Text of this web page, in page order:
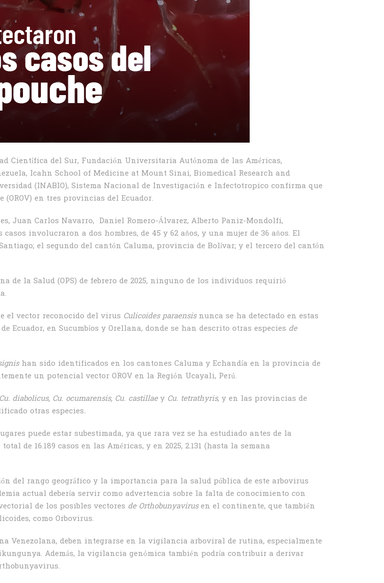
Científica del Sur, Fundación Universitaria Autónoma de las Américas,
Icahn School of Medicine at Mount Sinai, Biomedical Research and
(INABIO), Sistema Nacional de Investigación e Infectotropico confirma que
en tres provincias del Ecuador.
Juan Carlos Navarro, Daniel Romero-Álvarez, Alberto Paniz-Mondolfi,
involucraron a dos hombres, de 45 y 62 años, y una mujer de 36 años. El
el segundo del cantón Caluma, provincia de Bolívar; y el tercero del cantón
de la Salud (OPS) de febrero de 2025, ninguno de los individuos requirió
el vector reconocido del virus Culicoides paraensisnunca se ha detectado en estas
Ecuador, en Sucumbíos y Orellana, donde se han descrito otras especies de
han sido identificados en los cantones Caluma y Echandía en la provincia de
un potencial vector OROV en la Región Ucayali, Perú.
diabolicus, Cu. ocumarensis, Cu. castillaey Cu. tetrathyris, y en las provincias de
otras especies.
puede estar subestimada, ya que rara vez se ha estudiado antes de la
de 16.189 casos en las Américas, y en 2025, 2.131 (hasta la semana
del rango geográfico y la importancia para la salud pública de este arbovirus
actual debería servir como advertencia sobre la falta de conocimiento con
de los posibles vectores de Orthobunyavirusen el continente, que también
como Orbovirus.
Venezolana, deben integrarse en la vigilancia arboviral de rutina, especialmente
Además, la vigilancia genómica también podría contribuir a derivar